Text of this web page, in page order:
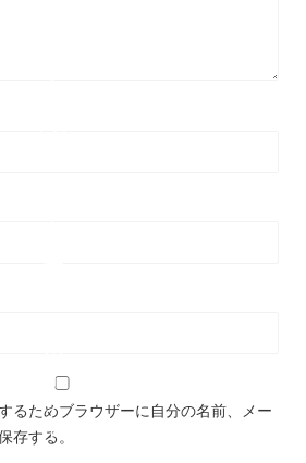
イ
ン
ト
るためブラウザーに自分の名前、メー
存する。